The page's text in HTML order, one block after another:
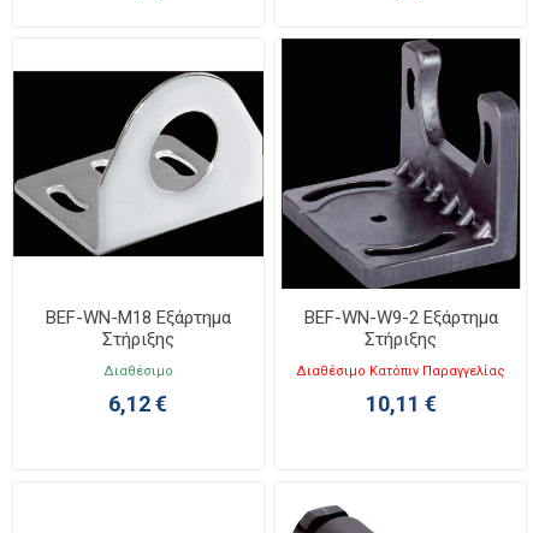
BEF-WN-M18 Εξάρτημα
Στήριξης
Διαθέσιμο
6,12 €
BEF-WN-W9-2 Εξάρτημα
Στήριξης
Διαθέσιμο Κατόπιν Παραγγελίας
10,11 €